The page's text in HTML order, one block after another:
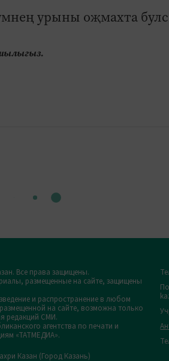
урыны оҗмахта
Все права защищены.
размещенные на сайте, защищены
и распространение в любом
на сайте, возможна только
редакций СМИ.
агентства по печати и
«ТАТМЕДИА».
Казан (Город Казань)